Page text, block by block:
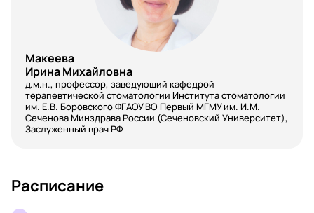
Макеева
Ирина Михайловна
д.м.н., профессор, заведующий кафедрой
терапевтической стоматологии Института стоматологии
им. Е.В. Боровского ФГАОУ ВО Первый МГМУ им. И.М.
Сеченова Минздрава России (Сеченовский Университет),
Заслуженный врач РФ
Расписание